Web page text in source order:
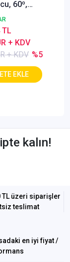
60º,
frezesi
+ KDV %5
+ KDV
TL
kalın!
TL üzeri siparişler
teslimat
en iyi fiyat /